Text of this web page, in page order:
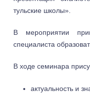
тульские школы».
В мероприятии
специалиста
В ходе семинара
актуальность и